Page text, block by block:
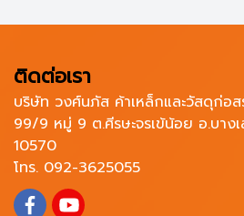
ติดต่อเรา
บริษัท วงศ์นภัส ค้าเหล็กและวัสดุก่อ
99/9 หมู่ 9 ต.ศีรษะจรเข้น้อย อ.บาง
10570
โทร. 092-3625055